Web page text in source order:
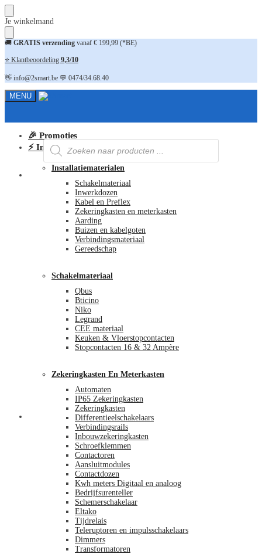
Skip
to
navigation
Skip
to
content
Je winkelmand
🚚 GRATIS verzending vanaf € 199,99 (*BE)
⭐ Klantbeoordeling 9,3/10
👋 info@2smart.be 💬 0474/34.68.40
MENU
Producten
zoeken
🎉 Promoties
⚡ Installatiematerialen
Installatiematerialen
Schakelmateriaal
Inwerkdozen
Kabel en Preflex
Zekeringkasten en meterkasten
Aarding
Buizen en kabelgoten
Verbindingsmateriaal
Gereedschap
Schakelmateriaal
Qbus
Bticino
Niko
Legrand
CEE materiaal
Keuken & Vloerstopcontacten
Stopcontacten 16 & 32 Ampère
Zekeringkasten En Meterkasten
Automaten
IP65 Zekeringkasten
Zekeringkasten
Differentieelschakelaars
Verbindingsrails
Inbouwzekeringkasten
Schroefklemmen
Contactoren
Aansluitmodules
Contactdozen
Kwh meters Digitaal en analoog
Bedrijfsurenteller
Schemerschakelaar
Eltako
Tijdrelais
Teleruptoren en impulsschakelaars
Dimmers
Transformatoren